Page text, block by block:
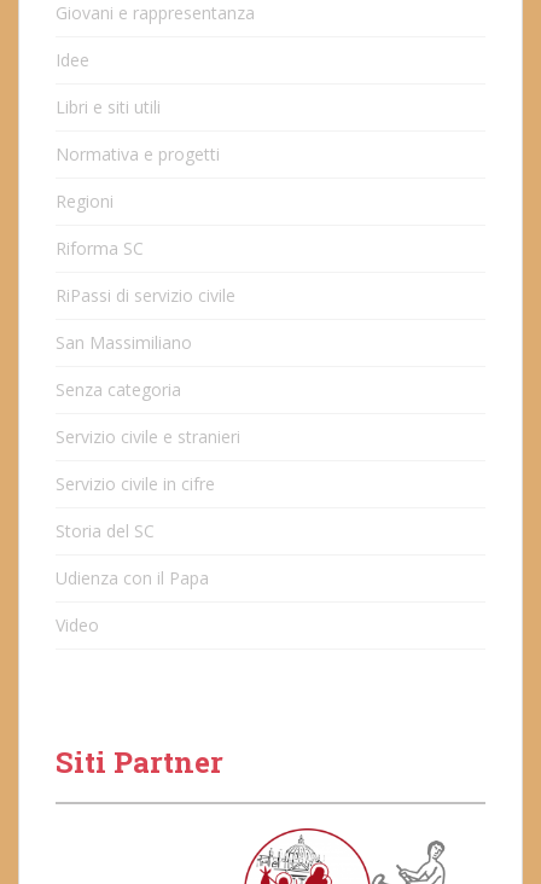
Giovani e rappresentanza
Idee
Libri e siti utili
Normativa e progetti
Regioni
Riforma SC
RiPassi di servizio civile
San Massimiliano
Senza categoria
Servizio civile e stranieri
Servizio civile in cifre
Storia del SC
Udienza con il Papa
Video
Siti Partner